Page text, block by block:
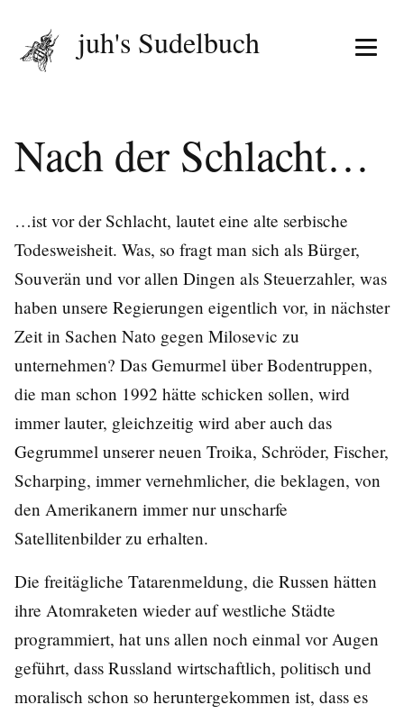
Menü
juh's Sudelbuch
Nach der Schlacht…
…ist vor der Schlacht, lautet eine alte serbische
Todesweisheit. Was, so fragt man sich als Bürger,
Souverän und vor allen Dingen als Steuerzahler, was
haben unsere Regierungen eigentlich vor, in nächster
Zeit in Sachen Nato gegen Milosevic zu
unternehmen? Das Gemurmel über Bodentruppen,
die man schon 1992 hätte schicken sollen, wird
immer lauter, gleichzeitig wird aber auch das
Gegrummel unserer neuen Troika, Schröder, Fischer,
Scharping, immer vernehmlicher, die beklagen, von
den Amerikanern immer nur unscharfe
Satellitenbilder zu erhalten.
Die freitägliche Tatarenmeldung, die Russen hätten
ihre Atomraketen wieder auf westliche Städte
programmiert, hat uns allen noch einmal vor Augen
geführt, dass Russland wirtschaftlich, politisch und
moralisch schon so heruntergekommen ist, dass es